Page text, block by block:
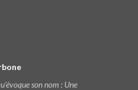
son nom : Une